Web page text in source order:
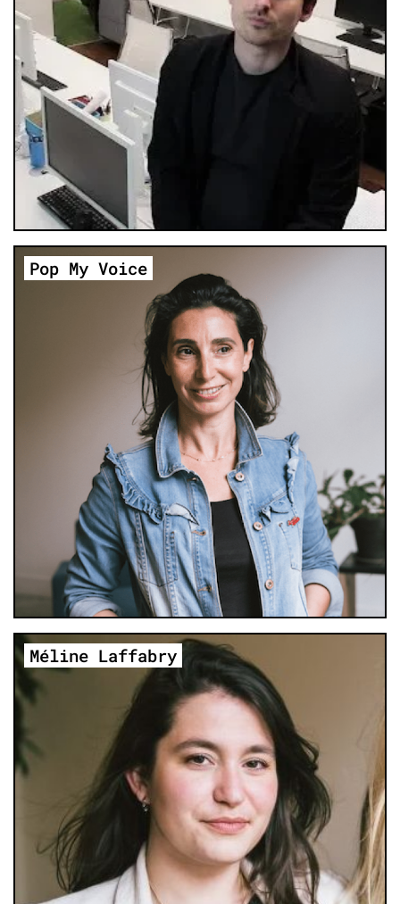
Le réseau connecté de jeunes architectes,
accessibles par ville, région et pays
En savoir plus
Pop My Voice
Se former à la prise de parole entre femme
En savoir plus
Méline Laffabry